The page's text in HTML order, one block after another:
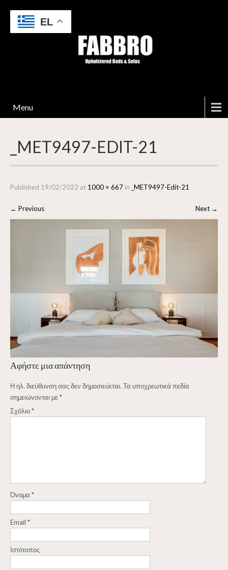
Menu
_MET9497-EDIT-21
Published 19/02/2022 at 1000 × 667 in _MET9497-Edit-21
← Previous Next →
Αφήστε μια απάντηση
Η ηλ. διεύθυνση σας δεν δημοσιεύεται. Τα υποχρεωτικά πεδία
σημειώνονται με*
Σχόλιο*
Όνομα *
Email *
Ιστότοπος
EL